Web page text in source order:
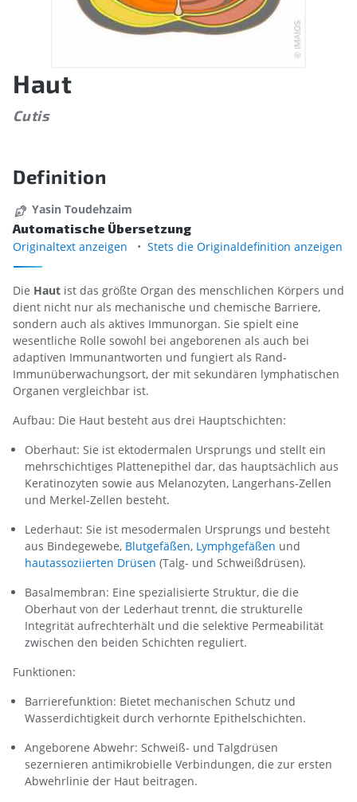
Haut
Cutis
Definition
Yasin Toudehzaim
Automatische Übersetzung
Originaltext anzeigen
Stets die Originaldefinition anzeigen
Die Haut ist das größte Organ des menschlichen Körpers und
dient nicht nur als mechanische und chemische Barriere,
sondern auch als aktives Immunorgan. Sie spielt eine
wesentliche Rolle sowohl bei angeborenen als auch bei
adaptiven Immunantworten und fungiert als Rand-
Immunüberwachungsort, der mit sekundären lymphatischen
Organen vergleichbar ist.
Aufbau: Die Haut besteht aus drei Hauptschichten:
Oberhaut: Sie ist ektodermalen Ursprungs und stellt ein
mehrschichtiges Plattenepithel dar, das hauptsächlich aus
Keratinozyten sowie aus Melanozyten, Langerhans-Zellen
und Merkel-Zellen besteht.
Lederhaut: Sie ist mesodermalen Ursprungs und besteht
aus Bindegewebe, Blutgefäßen, Lymphgefäßen und
hautassoziierten Drüsen (Talg- und Schweißdrüsen).
Basalmembran: Eine spezialisierte Struktur, die die
Oberhaut von der Lederhaut trennt, die strukturelle
Integrität aufrechterhält und die selektive Permeabilität
zwischen den beiden Schichten reguliert.
Funktionen:
Barrierefunktion: Bietet mechanischen Schutz und
Wasserdichtigkeit durch verhornte Epithelschichten.
Angeborene Abwehr: Schweiß- und Talgdrüsen
sezernieren antimikrobielle Verbindungen, die zur ersten
Abwehrlinie der Haut beitragen.